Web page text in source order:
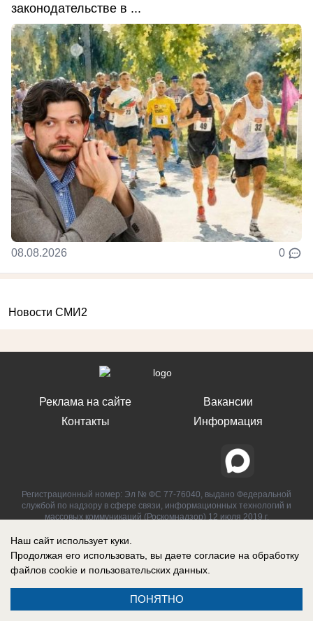
законодательстве в ...
08.08.2026 0
Новости СМИ2
Реклама на сайте
Контакты
Вакансии
Информация
Регистрационный номер: Эл № ФС 77-76040, выдано Федеральной
службой по надзору в сфере связи, информационных технологий и
массовых коммуникаций (Роскомнадзор) 12 июля 2019 г.
Наш сайт использует куки.
Продолжая его использовать, вы даете согласие на обработку
файлов cookie и пользовательских данных.
ПОНЯТНО